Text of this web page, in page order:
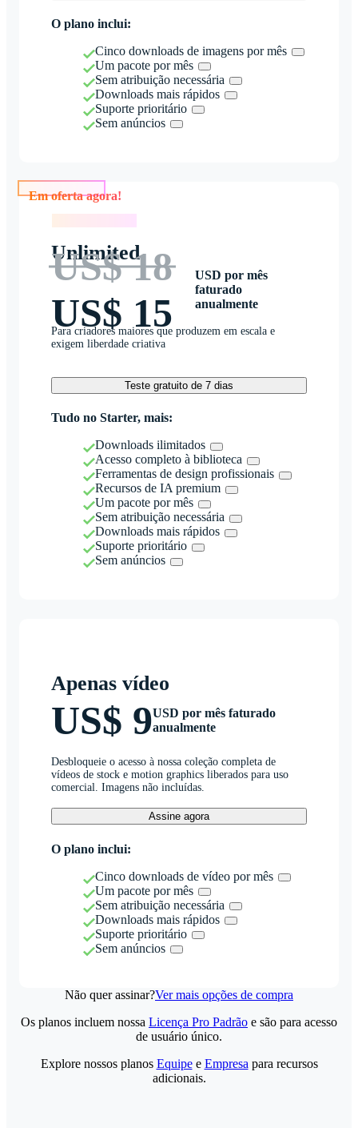
O plano inclui:
Cinco downloads de imagens por mês
Um pacote por mês
Sem atribuição necessária
Downloads mais rápidos
Suporte prioritário
Sem anúncios
Unlimited
US$ 18
US$ 15
USD por mês
faturado
anualmente
Para criadores maiores que produzem em escala e
exigem liberdade criativa
Teste gratuito de 7 dias
Tudo no Starter, mais:
Downloads ilimitados
Acesso completo à biblioteca
Ferramentas de design profissionais
Recursos de IA premium
Um pacote por mês
Sem atribuição necessária
Downloads mais rápidos
Suporte prioritário
Sem anúncios
Apenas vídeo
US$ 9USD por mês faturado
anualmente
Desbloqueie o acesso à nossa coleção completa de
vídeos de stock e motion graphics liberados para uso
comercial. Imagens não incluídas.
Assine agora
O plano inclui:
Cinco downloads de vídeo por mês
Um pacote por mês
Sem atribuição necessária
Downloads mais rápidos
Suporte prioritário
Sem anúncios
Não quer assinar?Ver mais opções de compra
Os planos incluem nossa Licença Pro Padrão e são para acesso
de usuário único.
Explore nossos planos Equipee Empresa para recursos
adicionais.